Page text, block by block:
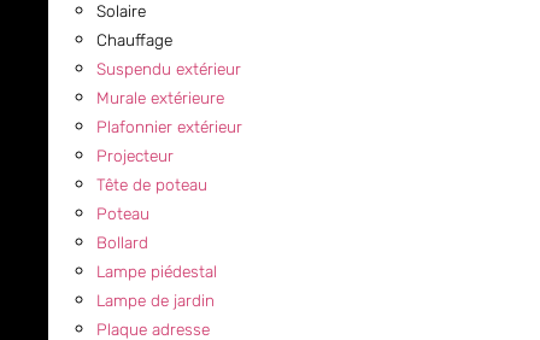
Solaire
Chauffage
Suspendu extérieur
Murale extérieure
Plafonnier extérieur
Projecteur
Tête de poteau
Poteau
Bollard
Lampe piédestal
Lampe de jardin
Plaque adresse